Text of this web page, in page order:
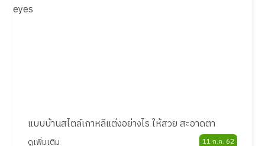
แบบบ้านสไตล์เกาหลีแต่งอย่างไร ให้สวย สะอาดตา
ดูเพิ่มเติม 11 ก.ค. 62